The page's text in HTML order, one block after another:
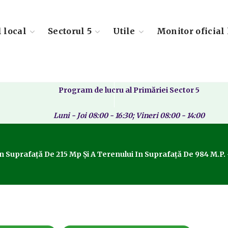
local Sectorul 5 Utile Monitor oficial
Program de lucru al Primăriei Sector 5
Luni - Joi 08:00 - 16:30; Vineri 08:00 - 14:00
De 215 Mp Și A Terenului In Suprafață De 984